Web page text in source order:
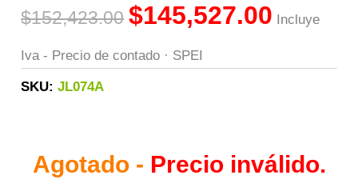
$152,423.00 $145,527.00 Incluye
Iva - Precio de contado · SPEI
SKU:JL074A
Agotado - Precio inválido.